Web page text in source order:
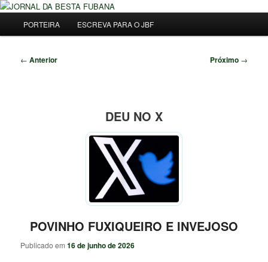
Pular
principal
JORNAL DA BESTA FUBANA
Uma Gazeta Escrota
principal
PORTEIRA ESCREVA PARA O JBF
Navegação
← Anterior Próximo →
DEU NO X
POVINHO FUXIQUEIRO E INVEJOSO
Publicado em16 de junho de 2026